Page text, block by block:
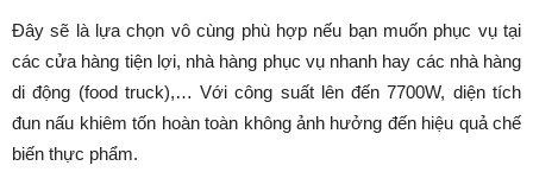
Đây sẽ là lựa chọn vô cùng phù hợp nếu bạn muốn phục vụ tại
các cửa hàng tiện lợi, nhà hàng phục vụ nhanh hay các nhà hàng
di động (food truck),… Với công suất lên đến 7700W, diện tích
đun nấu khiêm tốn hoàn toàn không ảnh hưởng đến hiệu quả chế
biến thực phẩm.